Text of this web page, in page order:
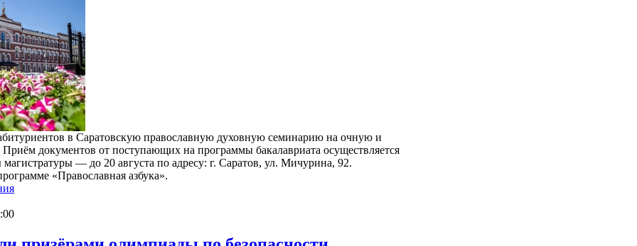
в Саратовскую православную духовную семинарию на очную и
документов от поступающих на программы бакалавриата осуществляется
— до 20 августа по адресу: г. Саратов, ул. Мичурина, 92.
«Православная азбука».